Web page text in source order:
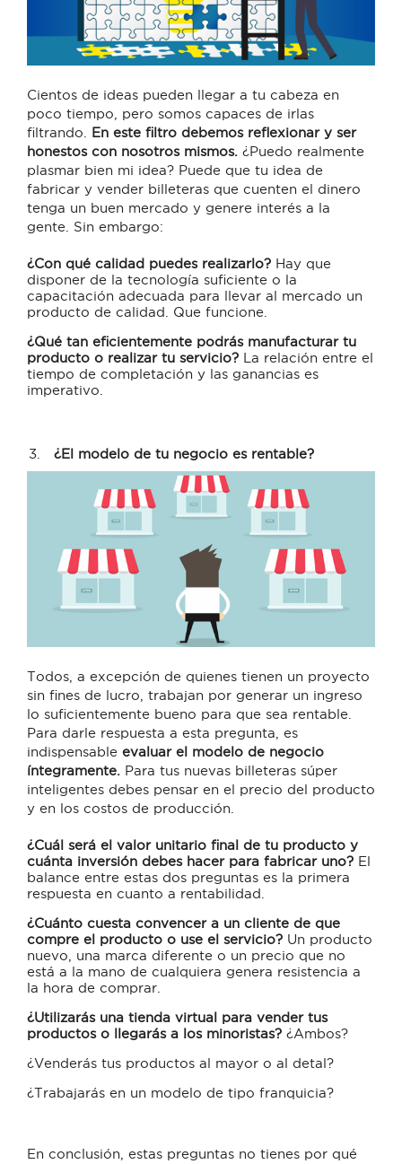
Cientos de ideas pueden llegar a tu cabeza en
poco tiempo, pero somos capaces de irlas
filtrando. En este filtro debemos reflexionar y ser
honestos con nosotros mismos. ¿Puedo realmente
plasmar bien mi idea? Puede que tu idea de
fabricar y vender billeteras que cuenten el dinero
tenga un buen mercado y genere interés a la
gente. Sin embargo:
¿Con qué calidad puedes realizarlo? Hay que
disponer de la tecnología suficiente o la
capacitación adecuada para llevar al mercado un
producto de calidad. Que funcione.
¿Qué tan eficientemente podrás manufacturar tu
producto o realizar tu servicio? La relación entre el
tiempo de completación y las ganancias es
imperativo.
¿El modelo de tu negocio es rentable?
Todos, a excepción de quienes tienen un proyecto
sin fines de lucro, trabajan por generar un ingreso
lo suficientemente bueno para que sea rentable.
Para darle respuesta a esta pregunta, es
indispensable evaluar el modelo de negocio
íntegramente. Para tus nuevas billeteras súper
inteligentes debes pensar en el precio del producto
y en los costos de producción.
¿Cuál será el valor unitario final de tu producto y
cuánta inversión debes hacer para fabricar uno? El
balance entre estas dos preguntas es la primera
respuesta en cuanto a rentabilidad.
¿Cuánto cuesta convencer a un cliente de que
compre el producto o use el servicio? Un producto
nuevo, una marca diferente o un precio que no
está a la mano de cualquiera genera resistencia a
la hora de comprar.
¿Utilizarás una tienda virtual para vender tus
productos o llegarás a los minoristas? ¿Ambos?
¿Venderás tus productos al mayor o al detal?
¿Trabajarás en un modelo de tipo franquicia?
En conclusión, estas preguntas no tienes por qué